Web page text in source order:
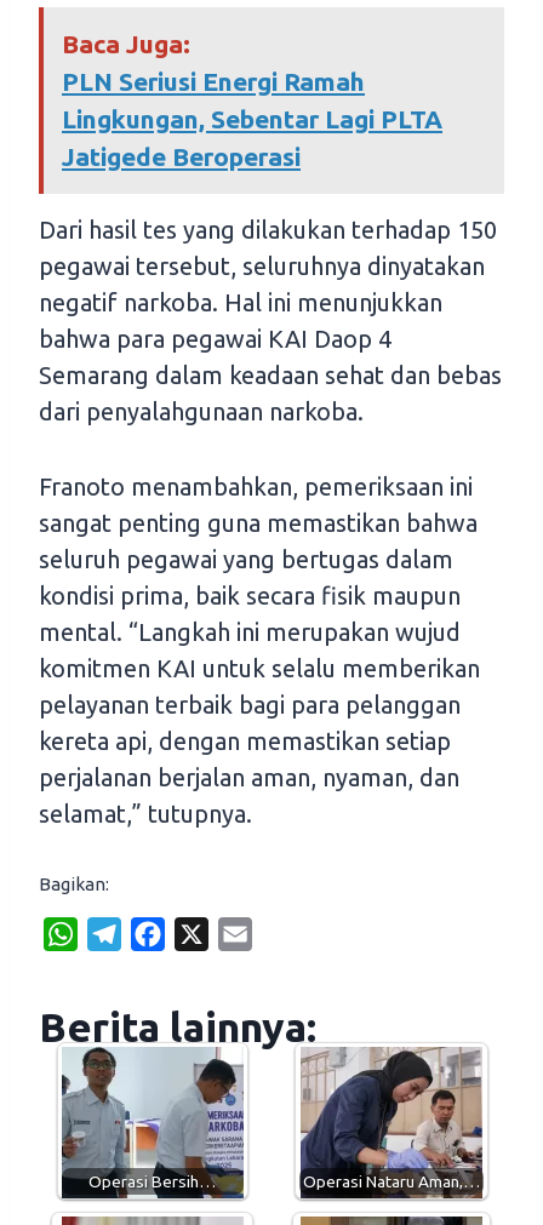
Baca Juga:
PLN Seriusi Energi Ramah
Lingkungan, Sebentar Lagi PLTA
Jatigede Beroperasi
Dari hasil tes yang dilakukan terhadap 150
pegawai tersebut, seluruhnya dinyatakan
negatif narkoba. Hal ini menunjukkan
bahwa para pegawai KAI Daop 4
Semarang dalam keadaan sehat dan bebas
dari penyalahgunaan narkoba.
Franoto menambahkan, pemeriksaan ini
sangat penting guna memastikan bahwa
seluruh pegawai yang bertugas dalam
kondisi prima, baik secara fisik maupun
mental. “Langkah ini merupakan wujud
komitmen KAI untuk selalu memberikan
pelayanan terbaik bagi para pelanggan
kereta api, dengan memastikan setiap
perjalanan berjalan aman, nyaman, dan
selamat,” tutupnya.
Bagikan:
W
t
s
A
p
p
e
r
a
m
e
o
o
k
i
Berita lainnya:
Operasi Bersih… Operasi Nataru Aman,…